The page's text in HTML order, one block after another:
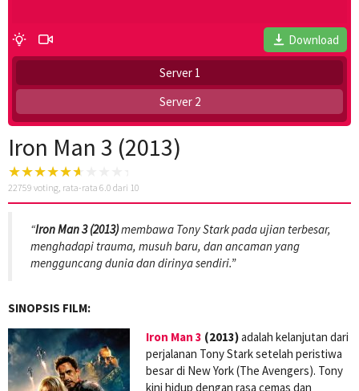
Download
Server 1
Server 2
Iron Man 3 (2013)
22759 voting, rata-rata 6.0 dari 10
“Iron Man 3 (2013)membawa Tony Stark pada ujian terbesar,
menghadapi trauma, musuh baru, dan ancaman yang
mengguncang dunia dan dirinya sendiri.”
SINOPSIS FILM:
Iron Man 3 (2013)adalah kelanjutan dari
perjalanan Tony Stark setelah peristiwa
besar di New York (The Avengers). Tony
kini hidup dengan rasa cemas dan